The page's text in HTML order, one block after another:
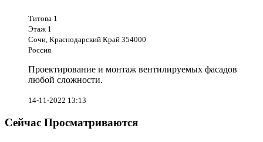
Титова 1
Этаж 1
Сочи, Краснодарский Край 354000
Россия
Проектирование и монтаж вентилируемых фасадов
любой сложности.
14-11-2022 13:13
Сейчас Просматриваются